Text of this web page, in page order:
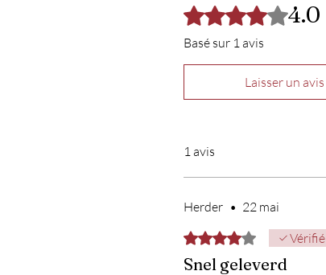
Noté 4 sur 5. 4.0
Basé sur 1 avis
Laisser un avis
1 avis
Herder • 22 mai
Noté 4 sur 5. Vérifié
Snel geleverd